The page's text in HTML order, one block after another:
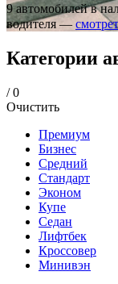
9 автомобилей в
водителя —
Категории
/0
Очистить
Премиум
Бизнес
Средний
Стандарт
Эконом
Купе
Седан
Лифтбек
Кроссовер
Минивэн